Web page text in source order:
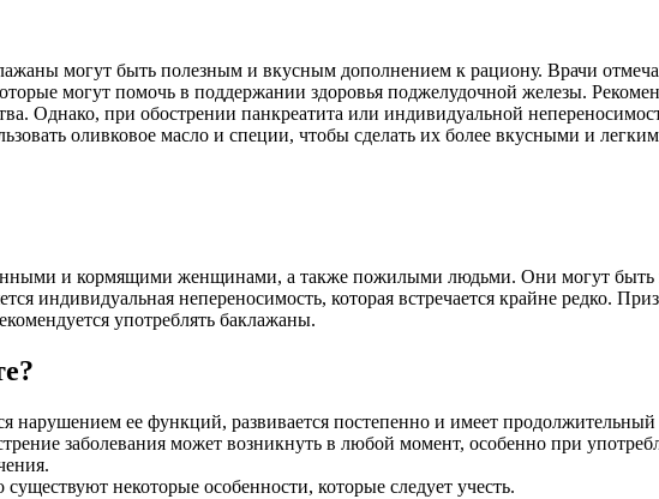
могут быть полезным и вкусным дополнением к рациону. Врачи
могут помочь в поддержании здоровья поджелудочной железы.
Однако, при обострении панкреатита или индивидуальной
оливковое масло и специи, чтобы сделать их более вкусными и
и кормящими женщинами, а также пожилыми людьми. Они могут
индивидуальная непереносимость, которая встречается крайне редко.
употреблять баклажаны.
ее функций, развивается постепенно и имеет продолжительный
заболевания может возникнуть в любой момент, особенно при
некоторые особенности, которые следует учесть.